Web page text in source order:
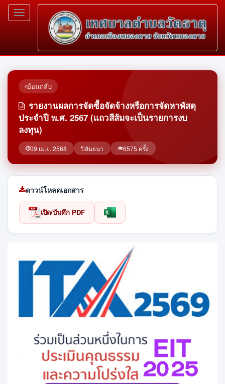
Toggle
navigation
ย้อนกลับ
รายงานผลการจัดซื้อจัดจ้างหรือการจัดหาพัสดุ
ประจำปี พ.ศ. 2567 (แถวสีส้มจะเป็นรายการงบ
ลงทุน)
09 เม.ย. 2568 ปิลันธนา 6575 ครั้ง
ดาวน์โหลดเอกสาร
เปิด/บันทึก PDF